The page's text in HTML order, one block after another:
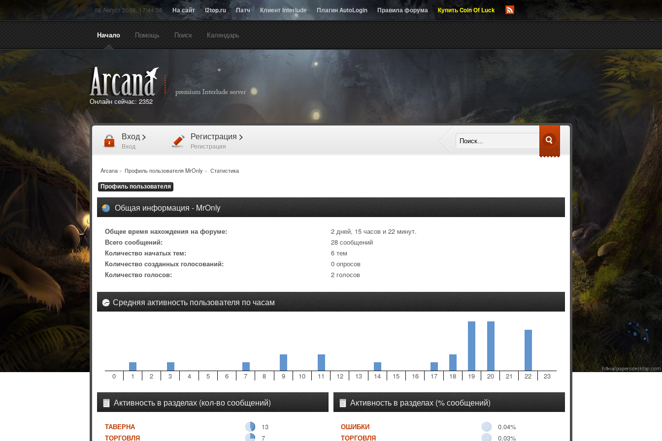
06 Август 2026, 17:44:38 На сайт l2top.ru Патч Клиент Interlude Плагин AutoLogin Правила форума Купить Coin Of Luck
Начало Помощь Поиск Календарь
Онлайн сейчас: 2352
Вход >
Вход
Регистрация >
Регистрация
Arcana» Профиль пользователя MrOnly » Статистика
Профиль пользователя
Общая информация - MrOnly
Общее время нахождения на форуме:
2 дней, 15 часов и 22 минут.
Всего сообщений:
28 сообщений
Количество начатых тем:
6 тем
Количество созданных голосований:
0 опросов
Количество голосов:
2 голосов
Средняя активность пользователя по часам
0 1 2 3 4 5 6 7 8 9 10 11 12 13 14 15 16 17 18 19 20 21 22 23
Активность в разделах (кол-во сообщений)
ТАВЕРНА
13
ТОРГОВЛЯ
7
Активность в разделах (% сообщений)
ОШИБКИ
0.04%
ТОРГОВЛЯ
0.03%